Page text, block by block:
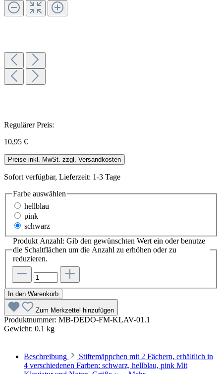
Regulärer Preis:
10,95 €
Preise inkl. MwSt. zzgl. Versandkosten
Sofort verfügbar, Lieferzeit: 1-3 Tage
Farbe auswählen
hellblau
pink
schwarz
Produkt Anzahl: Gib den gewünschten Wert ein oder benutze
die Schaltflächen um die Anzahl zu erhöhen oder zu
reduzieren.
In den Warenkorb
Zum Merkzettel hinzufügen
Produktnummer: MB-DEDO-FM-KLAV-01.1
Gewicht: 0.1 kg
Beschreibung
Stiftemäppchen mit 2 Fächern, erhältlich in
4 verschiedenen Farben: schwarz, hellblau, pink Mit